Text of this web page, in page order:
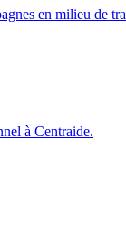
en milieu de
à Centraide.